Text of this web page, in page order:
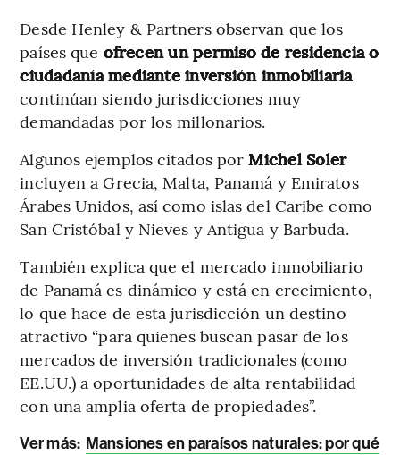
Desde Henley & Partners observan que los
países que ofrecen un permiso de residencia o
ciudadanía mediante inversión inmobiliaria
continúan siendo jurisdicciones muy
demandadas por los millonarios.
Algunos ejemplos citados por Michel Soler
incluyen a Grecia, Malta, Panamá y Emiratos
Árabes Unidos, así como islas del Caribe como
San Cristóbal y Nieves y Antigua y Barbuda.
También explica que el mercado inmobiliario
de Panamá es dinámico y está en crecimiento,
lo que hace de esta jurisdicción un destino
atractivo “para quienes buscan pasar de los
mercados de inversión tradicionales (como
EE.UU.) a oportunidades de alta rentabilidad
con una amplia oferta de propiedades”.
Ver más: Mansiones en paraísos naturales: por qué